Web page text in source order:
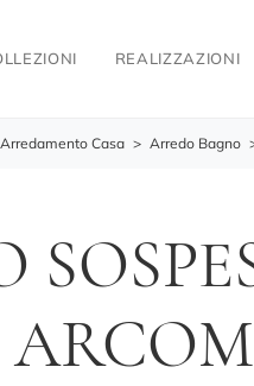
REALIZZAZIONI
Arredamento Casa > Arredo Bagno
ARCOM